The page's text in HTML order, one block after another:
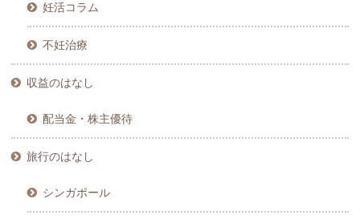
妊活コラム
不妊治療
収益のはなし
配当金・株主優待
旅行のはなし
シンガポール